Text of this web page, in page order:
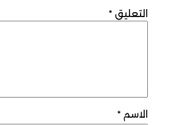
التعليق *
الاسم *